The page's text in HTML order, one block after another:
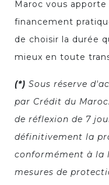
Maroc vous
financement
de choisir la durée
mieux en toute
(*) Sous réserve
par Crédit du
de réflexion de 7
définitivement la
conformément à la
mesures de